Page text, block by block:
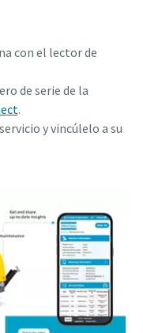
con el lector de
de serie de la
.
y vincúlelo a su